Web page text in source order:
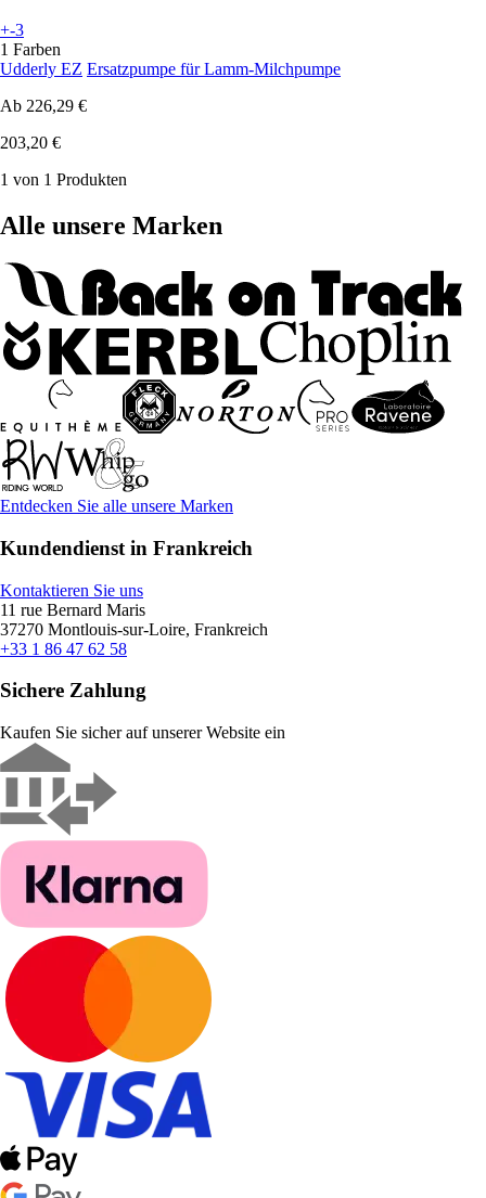
+-3
1 Farben
Udderly EZ Ersatzpumpe für Lamm-Milchpumpe
Ab 226,29 €
203,20 €
1 von 1 Produkten
Alle unsere Marken
Entdecken Sie alle unsere Marken
Kundendienst in Frankreich
Kontaktieren Sie uns
11 rue Bernard Maris
37270 Montlouis-sur-Loire, Frankreich
+33 1 86 47 62 58
Sichere Zahlung
Kaufen Sie sicher auf unserer Website ein